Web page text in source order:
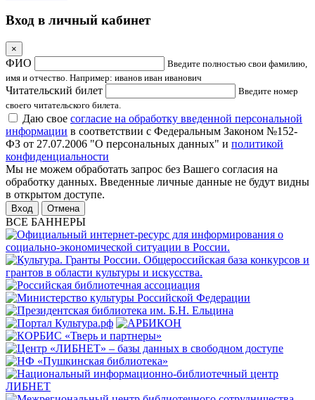
Вход в личный кабинет
×
ФИО
Введите полностью свои фамилию,
имя и отчество. Например: иванов иван иванович
Читательский билет
Введите номер
своего читательского билета.
Даю свое согласие на обработку введенной персональной
информации в соответствии с Федеральным Законом №152-
ФЗ от 27.07.2006 "О персональных данных" и политикой
конфиденциальности
Мы не можем обработать запрос без Вашего согласия на
обработку данных. Введенные личные данные не будут видны
в открытом доступе.
Отмена
ВСЕ БАННЕРЫ